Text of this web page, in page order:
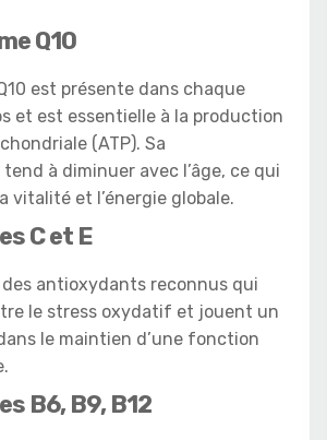
Q10
est présente dans chaque
et est essentielle à la production
(ATP). Sa
à diminuer avec l’âge, ce qui
vitalité et l’énergie globale.
C et E
antioxydants reconnus qui
le stress oxydatif et jouent un
le maintien d’une fonction
B6, B9, B12